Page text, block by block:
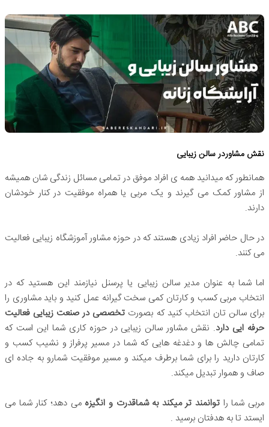
نقش مشاوردر سالن زیبایی
همانطور که میدانید همه ی افراد موفق در تمامی مسائل زندگی شان همیشه
از مشاور کمک می گیرند و یک مربی یا همراه موفقیت در کنار خودشان
دارند.
در حال حاضر افراد زیادی هستند که در حوزه مشاور آموزشگاه‌ زیبایی فعالیت
می کنند.
اما شما به عنوان مدیر سالن زیبایی یا پرسنل نیازمند این هستید که در
انتخاب مربی کسب و کارتان کمی سخت گیرانه عمل کنید و باید مشاوری را
برای سالن تان انتخاب کنید که بصورت تخصصی در صنعت زیبایی فعالیت
حرفه ایی دارد. نقش مشاور سالن زیبایی در حوزه کاری شما این است که
تمامی چالش ها و دغدغه هایی که شما در مسیر پرفراز و نشیب کسب و
کارتان دارید را برای شما برطرف میکند و مسیر موفقیت شمارو به جاده ای
صاف و هموار تبدیل میکند.
مربی شما را توانمند تر میکند به شماقدرت و انگیزهمی دهد؛ کنار شما می
ایستد تا به هدفتان برسید .